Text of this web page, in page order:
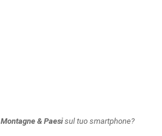
Montagne & Paesisul tuo smartphone?